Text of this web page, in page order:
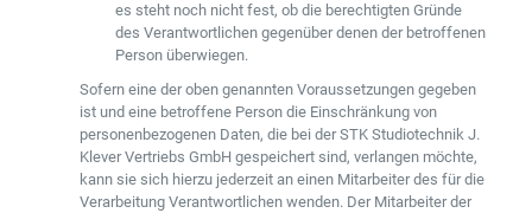
es steht noch nicht fest, ob die berechtigten Gründe
des Verantwortlichen gegenüber denen der betroffenen
Person überwiegen.
Sofern eine der oben genannten Voraussetzungen gegeben
ist und eine betroffene Person die Einschränkung von
personenbezogenen Daten, die bei der STK Studiotechnik J.
Klever Vertriebs GmbH gespeichert sind, verlangen möchte,
kann sie sich hierzu jederzeit an einen Mitarbeiter des für die
Verarbeitung Verantwortlichen wenden. Der Mitarbeiter der